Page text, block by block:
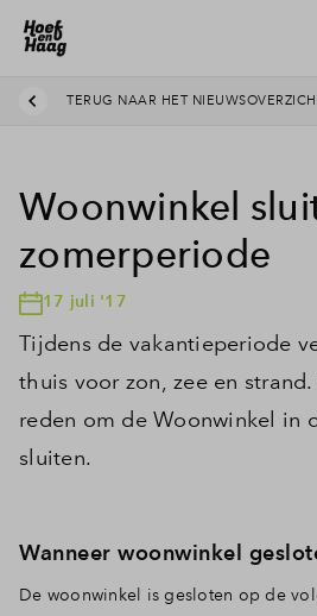
TERUG NAAR HET
Woonwinkel
zomerperiode
17 juli '17
Tijdens de vakantieperiode
thuis voor zon, zee en
reden om de Woonwinkel in
sluiten.
Wanneer woonwinkel
De woonwinkel is gesloten op de